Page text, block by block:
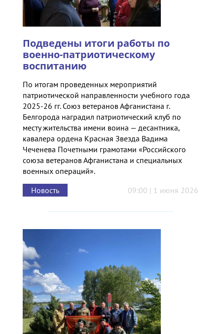
Подведены итоги работы по
военно-патриотическому
воспитанию
По итогам проведенных мероприятий
патриотической направленности учебного года
2025-26 гг. Союз ветеранов Афганистана г.
Белгорода наградил патриотический клуб по
месту жительства имени воина — десантника,
кавалера ордена Красная Звезда Вадима
Чеченева Почетными грамотами «Российского
союза ветеранов Афганистана и специальных
военных операций».
Новость
09:00 | 1 июня 2026